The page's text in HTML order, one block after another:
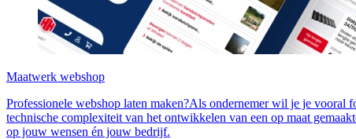
Maatwerk webshop
Professionele webshop laten maken?Als ondernemer wil je je vooral
technische complexiteit van het ontwikkelen van een op maat
op jouw wensen én jouw bedrijf.